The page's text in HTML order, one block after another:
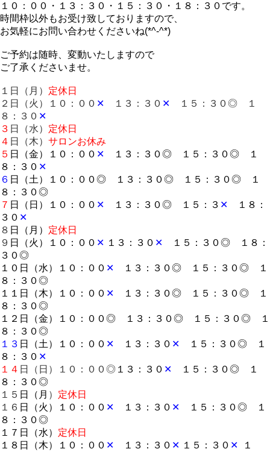
１０：００・１３：３０・１５：３０・１８：３０です。
時間枠以外もお受け致しておりますので、
お気軽にお問い合わせくださいね(*^-^*)
ご予約は随時、変動いたしますので
ご了承くださいませ。
１日（月） 定休日
２日（火）１０：００ ✕ １３：３０ ✕ １５：３０◎ １
８：３０ ✕
３ 日（水） 定休日
４ 日（木） サロンお休み
５ 日（金）１０：００ ✕ １３：３０◎ １５：３０◎ １
８：３０ ✕
６ 日（土）１０：００◎ １３：３０◎ １５：３０◎ １
８：３０◎
７ 日（日）１０：００ ✕ １３：３０◎ １５：３ ✕
１８：
３０ ✕
８ 日（月） 定休日
９ 日（火）１０：００ ✕ １３：３０ ✕ １５：３０◎ １８：
３０◎
１０日（水）１０：００ ✕ １３：３０◎ １５：３０◎ １
８：３０◎
１１日（木）１０：００ ✕ １３：３０◎ １５：３０◎ １
８：３０◎
１２日（金）１０：００◎ １３：３０◎ １５：３０◎ １
８：３０◎
１３ 日（土）１０：００ ✕ １３：３０ ✕ １５：３０◎ １
８：３０ ✕
１４ 日（日）１０：００◎ １３：３０ ✕ １５：３０◎ １
８：３０◎
１５ 日（月 ） 定休日
１６ 日（火）１０：００ ✕ １３：３０ ✕ １５：３０◎ １
８：３０◎
１７日（水） 定休日
１８日（木）１０：００ ✕ １３：３０ ✕ １５：３０ ✕ １